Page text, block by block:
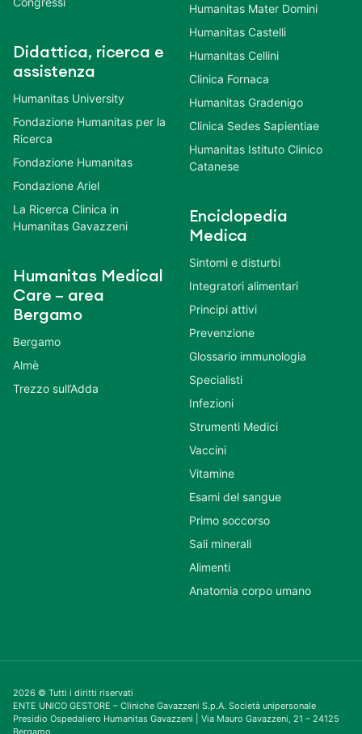
Didattica, ricerca e
assistenza
Humanitas University
Fondazione Humanitas per la
Ricerca
Fondazione Humanitas
Fondazione Ariel
La Ricerca Clinica in
Humanitas Gavazzeni
Humanitas Medical
Care – area
Bergamo
Bergamo
Almè
Trezzo sull’Adda
Humanitas Mater Domini
Humanitas Castelli
Humanitas Cellini
Clinica Fornaca
Humanitas Gradenigo
Clinica Sedes Sapientiae
Humanitas Istituto Clinico
Catanese
Enciclopedia
Medica
Sintomi e disturbi
Integratori alimentari
Principi attivi
Prevenzione
Glossario immunologia
Specialisti
Infezioni
Strumenti Medici
Vaccini
Vitamine
Esami del sangue
Primo soccorso
Sali minerali
Alimenti
Anatomia corpo umano
2026 © Tutti i diritti riservati
ENTE UNICO GESTORE – Cliniche Gavazzeni S.p.A. Società unipersonale
Presidio Ospedaliero Humanitas Gavazzeni | Via Mauro Gavazzeni, 21 – 24125
Bergamo